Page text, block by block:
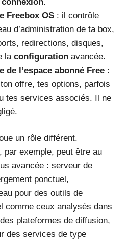
Freebox OS : il contrôle
d’administration de ta box,
redirections, disques,
la configuration avancée.
de l’espace abonné Free :
offre, tes options, parfois
tes services associés. Il ne
un rôle différent.
par exemple, peut être au
avancée : serveur de
ponctuel,
pour des outils de
comme ceux analysés dans
plateformes de diffusion,
des services de type